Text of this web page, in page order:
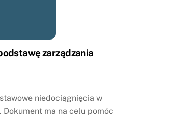
zarządzania
niedociągnięcia w
ma na celu pomóc